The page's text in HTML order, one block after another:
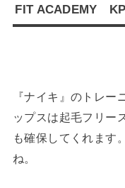
FIT ACADEMY
『ナイキ』のトレー
ップスは起毛フリー
も確保してくれます
ね。